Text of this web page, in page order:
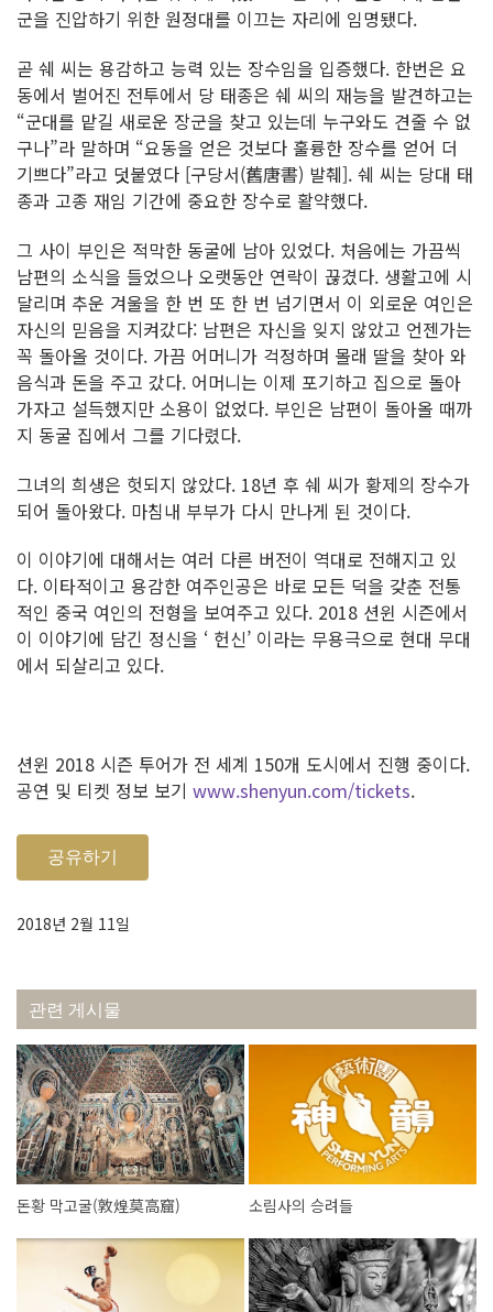
군을 진압하기 위한 원정대를 이끄는 자리에 임명됐다.
곧 쉐 씨는 용감하고 능력 있는 장수임을 입증했다. 한번은 요
동에서 벌어진 전투에서 당 태종은 쉐 씨의 재능을 발견하고는
“군대를 맡길 새로운 장군을 찾고 있는데 누구와도 견줄 수 없
구나”라 말하며 “요동을 얻은 것보다 훌륭한 장수를 얻어 더
기쁘다”라고 덧붙였다 [구당서(舊唐書) 발췌]. 쉐 씨는 당대 태
종과 고종 재임 기간에 중요한 장수로 활약했다.
그 사이 부인은 적막한 동굴에 남아 있었다. 처음에는 가끔씩
남편의 소식을 들었으나 오랫동안 연락이 끊겼다. 생활고에 시
달리며 추운 겨울을 한 번 또 한 번 넘기면서 이 외로운 여인은
자신의 믿음을 지켜갔다: 남편은 자신을 잊지 않았고 언젠가는
꼭 돌아올 것이다. 가끔 어머니가 걱정하며 몰래 딸을 찾아 와
음식과 돈을 주고 갔다. 어머니는 이제 포기하고 집으로 돌아
가자고 설득했지만 소용이 없었다. 부인은 남편이 돌아올 때까
지 동굴 집에서 그를 기다렸다.
그녀의 희생은 헛되지 않았다. 18년 후 쉐 씨가 황제의 장수가
되어 돌아왔다. 마침내 부부가 다시 만나게 된 것이다.
이 이야기에 대해서는 여러 다른 버전이 역대로 전해지고 있
다. 이타적이고 용감한 여주인공은 바로 모든 덕을 갖춘 전통
적인 중국 여인의 전형을 보여주고 있다. 2018 션윈 시즌에서
이 이야기에 담긴 정신을 ‘ 헌신’ 이라는 무용극으로 현대 무대
에서 되살리고 있다.
션윈 2018 시즌 투어가 전 세계 150개 도시에서 진행 중이다.
공연 및 티켓 정보 보기 www.shenyun.com/tickets.
공유하기
2018년 2월 11일
관련 게시물
돈황 막고굴(敦煌莫高窟) 소림사의 승려들